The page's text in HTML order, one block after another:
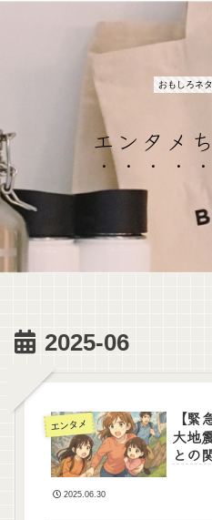
おもしろネ
エンタメ
2025-06
エンタメ
【
大地
との
2025.06.30